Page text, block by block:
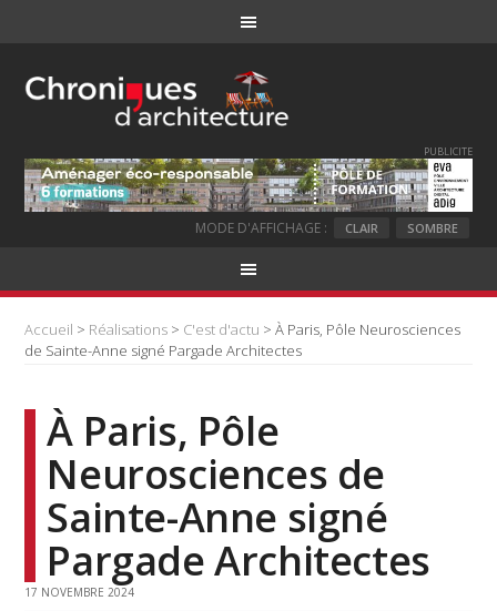
PUBLICITE
MODE D'AFFICHAGE : CLAIR SOMBRE
Accueil > Réalisations > C'est d'actu > À Paris, Pôle Neurosciences
de Sainte-Anne signé Pargade Architectes
À Paris, Pôle
Neurosciences de
Sainte-Anne signé
Pargade Architectes
17 NOVEMBRE 2024